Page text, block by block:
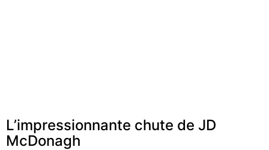
L’impressionnante chute de JD
McDonagh